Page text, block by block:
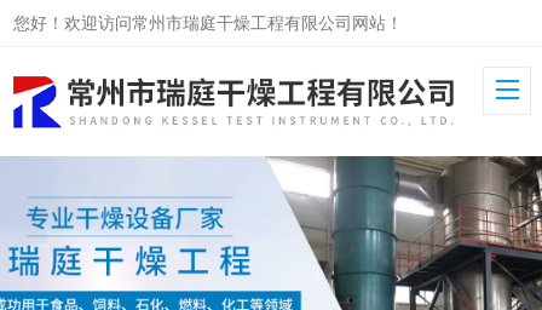
您好！欢迎访问常州市瑞庭干燥工程有限公司网站！